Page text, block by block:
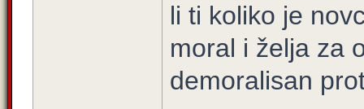
li ti koliko je
moral i želja za
demoralisan